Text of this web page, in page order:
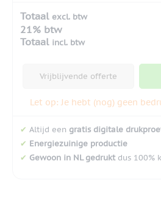
Totaal excl. btw
21% btw
Totaal incl. btw
Vrijblijvende offerte
Let op: Je hebt (nog) geen
✔ Altijd een gratis digitale
✔ Energiezuinige productie
✔ Gewoon in NL gedruktdus 100%